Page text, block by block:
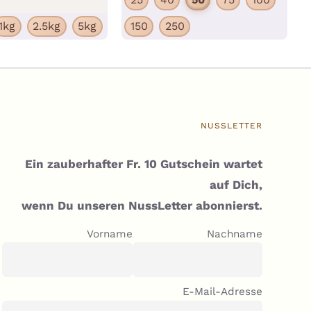
mehrere
Varianten
der
gewählt
2.5kg 5kg
150
250
NUSSLETTER
Ein zauberhafter Fr. 10 Gutschein wartet
auf Dich,
wenn Du unseren NussLetter abonnierst.
Vorname Nachname
E-Mail-Adresse